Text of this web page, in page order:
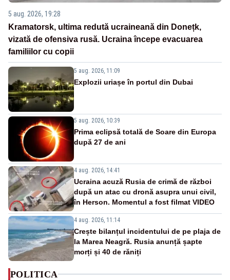
5 aug. 2026, 19:28
Kramatorsk, ultima redută ucraineană din Donețk,
vizată de ofensiva rusă. Ucraina începe evacuarea
familiilor cu copii
5 aug. 2026, 11:09
Explozii uriașe în portul din Dubai
5 aug. 2026, 10:39
Prima eclipsă totală de Soare din Europa
după 27 de ani
4 aug. 2026, 14:41
Ucraina acuză Rusia de crimă de război
după un atac cu dronă asupra unui civil,
în Herson. Momentul a fost filmat VIDEO
4 aug. 2026, 11:14
Crește bilanțul incidentului de pe plaja de
la Marea Neagră. Rusia anunță șapte
morți și 40 de răniți
POLITICA